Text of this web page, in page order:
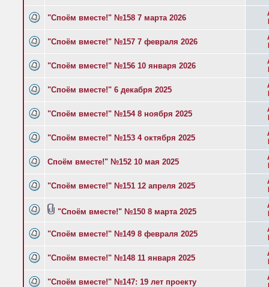
"Споём вместе!" №158 7 марта 2026
"Споём вместе!" №157 7 февраля 2026
"Споём вместе!" №156 10 января 2026
"Споём вместе!" 6 декабря 2025
"Споём вместе!" №154 8 ноября 2025
"Споём вместе!" №153 4 октября 2025
Споём вместе!" №152 10 мая 2025
"Споём вместе!" №151 12 апреля 2025
"Споём вместе!" №150 8 марта 2025
"Споём вместе!" №149 8 февраля 2025
"Споём вместе!" №148 11 января 2025
"Споём вместе!" №147: 19 лет проекту